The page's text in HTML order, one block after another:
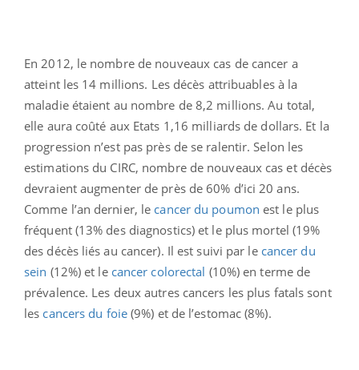
En 2012, le nombre de nouveaux cas de cancer a
atteint les 14 millions. Les décès attribuables à la
maladie étaient au nombre de 8,2 millions. Au total,
elle aura coûté aux Etats 1,16 milliards de dollars. Et la
progression n’est pas près de se ralentir. Selon les
estimations du CIRC, nombre de nouveaux cas et décès
devraient augmenter de près de 60% d’ici 20 ans.
Comme l’an dernier, le cancer du poumon est le plus
fréquent (13% des diagnostics) et le plus mortel (19%
des décès liés au cancer). Il est suivi par le cancer du
sein (12%) et le cancer colorectal (10%) en terme de
prévalence. Les deux autres cancers les plus fatals sont
les cancers du foie(9%) et de l’estomac (8%).